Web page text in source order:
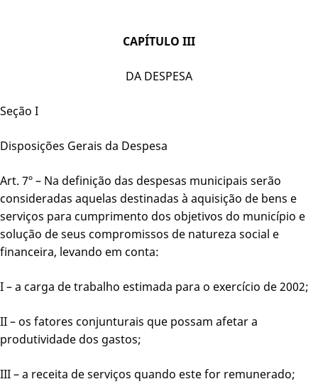
CAPÍTULO III
DA DESPESA
Seção I
Disposições Gerais da Despesa
Art. 7º – Na definição das despesas municipais serão
consideradas aquelas destinadas à aquisição de bens e
serviços para cumprimento dos objetivos do município e
solução de seus compromissos de natureza social e
financeira, levando em conta:
I – a carga de trabalho estimada para o exercício de 2002;
II – os fatores conjunturais que possam afetar a
produtividade dos gastos;
III – a receita de serviços quando este for remunerado;